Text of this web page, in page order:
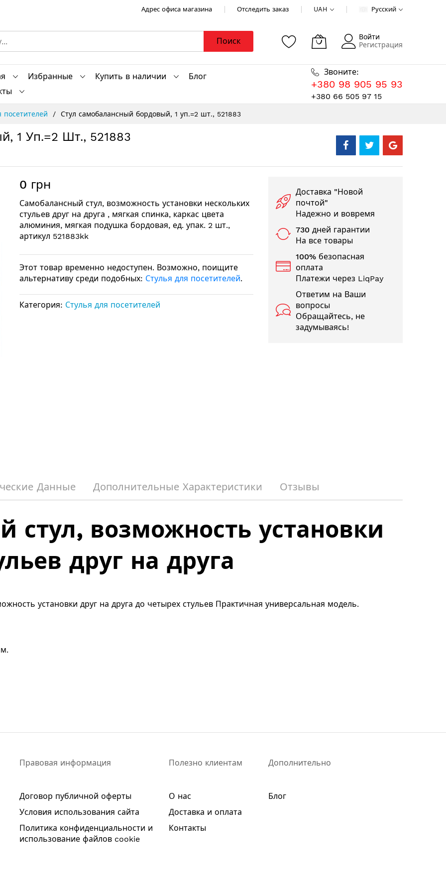
Адрес офиса магазина Отследить заказ UAH Русский
Поиск
Войти
Регистрация
Избранные Купить в наличии
Блог
Звоните:
+380 98 905 95 93
+380 66 505 97 15
посетителей Стул самобалансный бордовый, 1 уп.=2 шт., 521883
1 Уп.=2 Шт., 521883
0 грн
Самобалансный стул, возможность установки нескольких
стульев друг на друга , мягкая спинка, каркас цвета
алюминия, мягкая подушка бордовая, ед. упак. 2 шт.,
артикул 521883kk
Этот товар временно недоступен. Возможно, поищите
альтернативу среди подобных: Стулья для посетителей.
Категория: Стулья для посетителей
Доставка "Новой
почтой"
Надежно и вовремя
730 дней гарантии
На все товары
100% безопасная
оплата
Платежи через LiqPay
Ответим на Ваши
вопросы
Обращайтесь, не
задумываясь!
стул, возможность установки
друг на друга
установки друг на друга до четырех стульев Практичная универсальная модель.
Данные Дополнительные Характеристики Отзывы
Правовая информация
Договор публичной оферты
Условия использования сайта
Политика конфиденциальности и
использование файлов cookie
Полезно клиентам
О нас
Доставка и оплата
Контакты
Дополнительно
Блог